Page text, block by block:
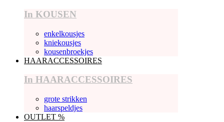
In KOUSEN
enkelkousjes
kniekousjes
kousenbroekjes
HAARACCESSOIRES
In HAARACCESSOIRES
grote strikken
haarspeldjes
OUTLET %